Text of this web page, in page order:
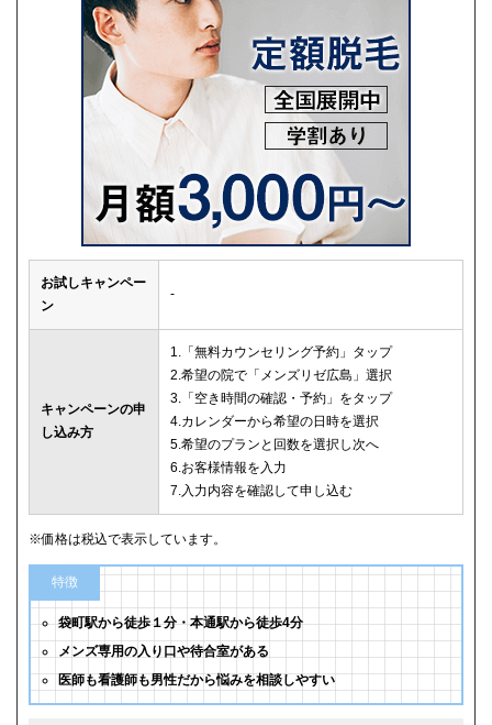
お試しキャンペー
ン
-
キャンペーンの申
し込み方
1.「無料カウンセリング予約」タップ
2.希望の院で「メンズリゼ広島」選択
3.「空き時間の確認・予約」をタップ
4.カレンダーから希望の日時を選択
5.希望のプランと回数を選択し次へ
6.お客様情報を入力
7.入力内容を確認して申し込む
※価格は税込で表示しています。
特徴
袋町駅から徒歩１分・本通駅から徒歩4分
メンズ専用の入り口や待合室がある
医師も看護師も男性だから悩みを相談しやすい